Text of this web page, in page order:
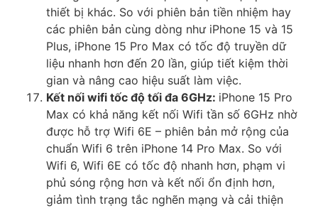
thiết bị khác. So với phiên bản tiền nhiệm hay
các phiên bản cùng dòng như iPhone 15 và 15
Plus, iPhone 15 Pro Max có tốc độ truyền dữ
liệu nhanh hơn đến 20 lần, giúp tiết kiệm thời
gian và nâng cao hiệu suất làm việc.
Kết nối wifi tốc độ tối đa 6GHz: iPhone 15 Pro
Max có khả năng kết nối Wifi tần số 6GHz nhờ
được hỗ trợ Wifi 6E – phiên bản mở rộng của
chuẩn Wifi 6 trên iPhone 14 Pro Max. So với
Wifi 6, Wifi 6E có tốc độ nhanh hơn, phạm vi
phủ sóng rộng hơn và kết nối ổn định hơn,
giảm tình trạng tắc nghẽn mạng và cải thiện